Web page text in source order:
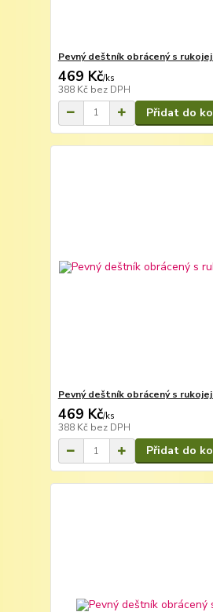
Pevný deštník obrácený s
469 Kč/ks
388 Kč bez DPH
Přidat do
Pevný deštník obrácený s
469 Kč/ks
388 Kč bez DPH
Přidat do